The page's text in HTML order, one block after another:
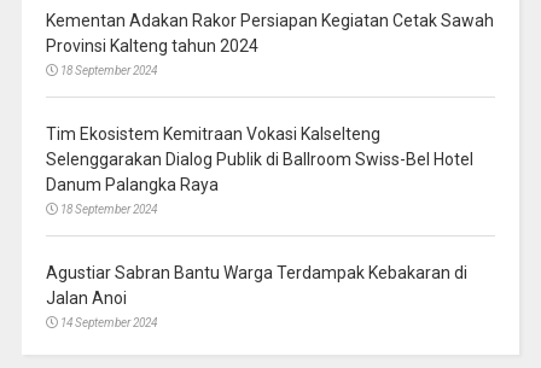
Kementan Adakan Rakor Persiapan Kegiatan Cetak Sawah
Provinsi Kalteng tahun 2024
18 September 2024
Tim Ekosistem Kemitraan Vokasi Kalselteng
Selenggarakan Dialog Publik di Ballroom Swiss-Bel Hotel
Danum Palangka Raya
18 September 2024
Agustiar Sabran Bantu Warga Terdampak Kebakaran di
Jalan Anoi
14 September 2024